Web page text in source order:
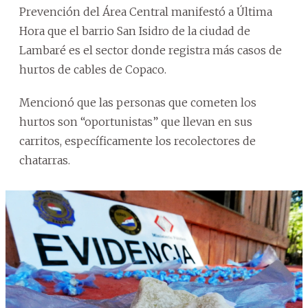
Prevención del Área Central manifestó a Última
Hora que el barrio San Isidro de la ciudad de
Lambaré es el sector donde registra más casos de
hurtos de cables de Copaco.
Mencionó que las personas que cometen los
hurtos son “oportunistas” que llevan en sus
carritos, específicamente los recolectores de
chatarras.